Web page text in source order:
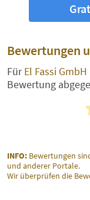
Bewertungen
FürEl Fassi GmbH
Bewertung
INFO: Bewertungen
und anderer Portale.
Wir überprüfen die